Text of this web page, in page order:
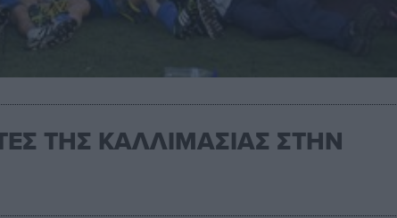
ΤΗΣ ΚΑΛΛΙΜΑΣΙΑΣ ΣΤΗΝ